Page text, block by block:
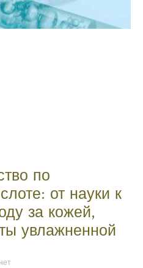
по
от науки к
за кожей,
увлажненной